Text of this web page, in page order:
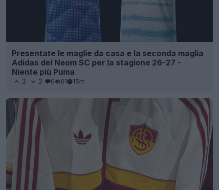
Presentate le maglie da casa e la seconda maglia
Adidas del Neom SC per la stagione 26-27 -
Niente più Puma
3 2 0 61 15m